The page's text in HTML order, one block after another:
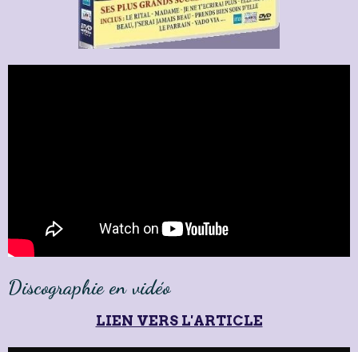
Discographie en vidéo
LIEN VERS L'ARTICLE